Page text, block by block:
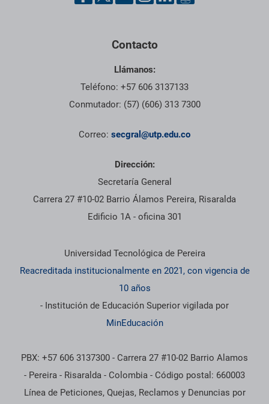
Contacto
Llámanos:
Teléfono: +57 606 3137133
Conmutador: (57) (606) 313 7300
Correo: secgral@utp.edu.co
Dirección:
Secretaría General
Carrera 27 #10-02 Barrio Álamos Pereira, Risaralda
Edificio 1A - oficina 301
Información institucional
Universidad Tecnológica de Pereira
Reacreditada institucionalmente en 2021, con vigencia de
10 años
- Institución de Educación Superior vigilada por
MinEducación
PBX: +57 606 3137300 - Carrera 27 #10-02 Barrio Alamos
- Pereira - Risaralda - Colombia - Código postal: 660003
Línea de Peticiones, Quejas, Reclamos y Denuncias por